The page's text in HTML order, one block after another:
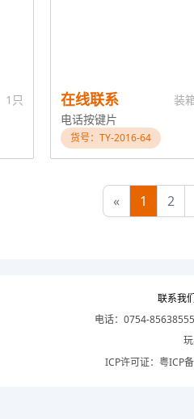
1只
在线联系
装
电话按键片
货号：TY-2016-64
« 1 2
联系我
电话：0754-
ICP许可证： 粤ICP